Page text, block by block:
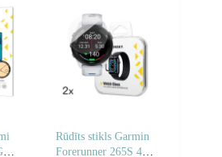
/
Rūdīts stikls Garmin
Forerunner 265S 46